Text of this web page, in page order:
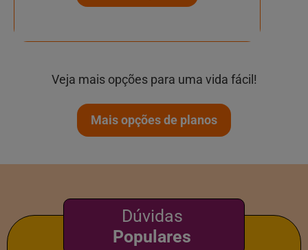
Veja mais opções para uma vida fácil!
Mais opções de planos
Dúvidas
Populares